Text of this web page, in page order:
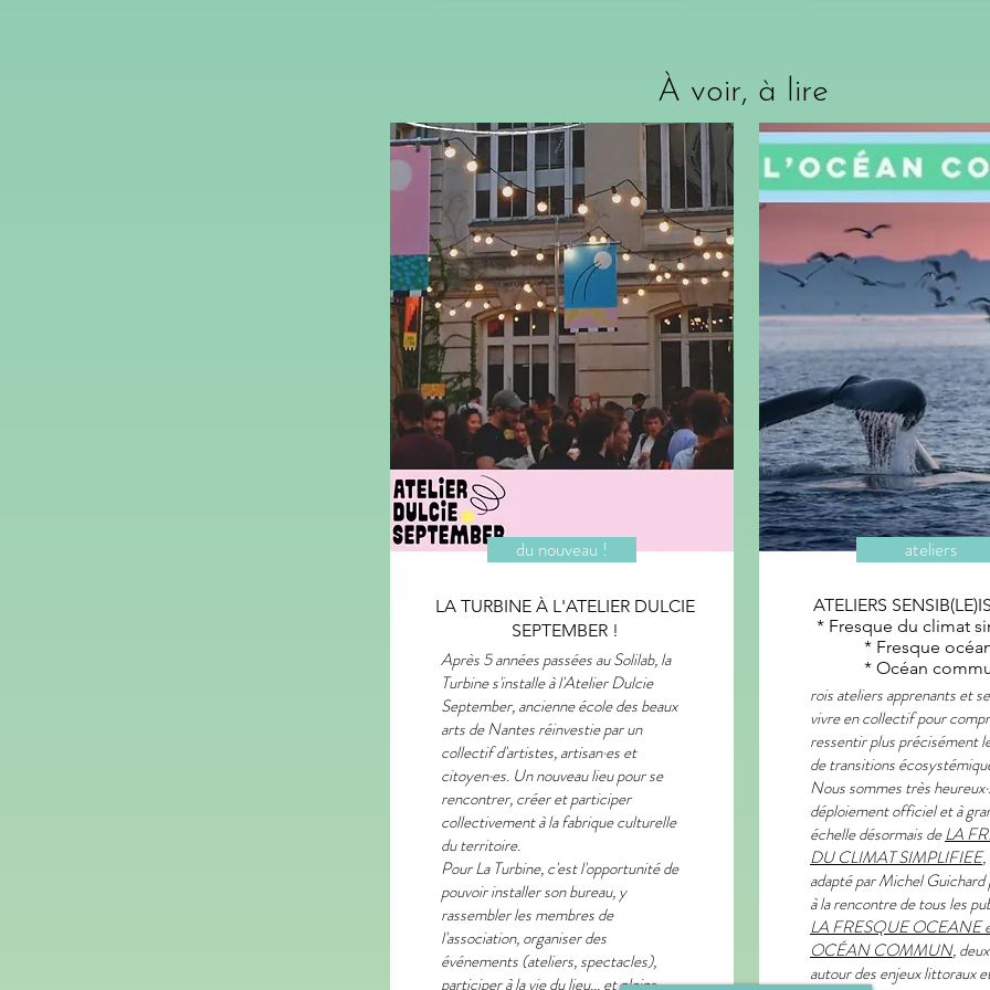
À voir, à lire
du nouveau !
LA TURBINE À L'ATELIER DULCIE
SEPTEMBER !
Après 5 années passées au Solilab, la
Turbine s'installe à l'Atelier Dulcie
September, ancienne école des beaux
arts de Nantes réinvestie par un
collectif d'artistes, artisan·es et
citoyen·es. Un nouveau lieu pour se
rencontrer, créer et participer
collectivement à la fabrique culturelle
du territoire.
Pour La Turbine, c'est l'opportunité de
pouvoir installer son bureau, y
rassembler les membres de
l'association, organiser des
événements (ateliers, spectacles),
participer à la vie du lieu... et pleins
ateliers
ATELIERS
* Fresque du climat
* Fresque
* Océan
rois ateliers apprenants et
vivre en collectif pour
ressentir plus précisément
de transitions
Nous sommes très
déploiement officiel et à
échelle désormais deLA
DU CLIMAT SIMPLIFIEE,
adapté par Michel Guichard
à la rencontre de tous les
LA FRESQUE OCEANE
OCÉAN COMMUN,
autour des enjeux littoraux